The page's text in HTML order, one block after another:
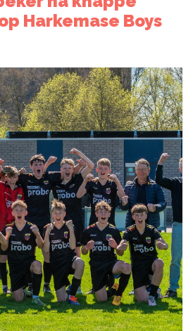
Harkemase Boys